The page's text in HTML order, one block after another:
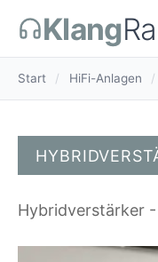
Klang
Start / HiFi-Anlagen /
Hybridverstärker